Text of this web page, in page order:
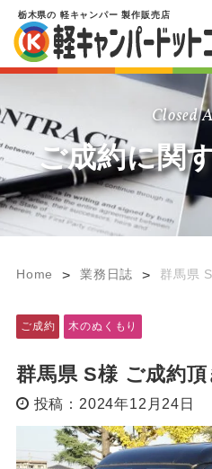
栃木県の 軽キャンパー 製作販売店
Closed
ご成約に関
Home > 業務日誌 > 群馬県
ご成約 木のぬくもり
群馬県 S様 ご成約
投稿：2024年12月24日